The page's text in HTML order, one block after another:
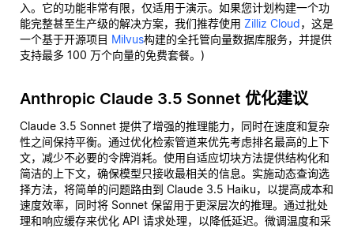
入。它的功能非常有限，仅适用于演示。如果您计划构建一个功
能完整甚至生产级的解决方案，我们推荐使用 Zilliz Cloud，这是
一个基于开源项目 Milvus构建的全托管向量数据库服务，并提供
支持最多 100 万个向量的免费套餐。)
Anthropic Claude 3.5 Sonnet 优化建议
Claude 3.5 Sonnet 提供了增强的推理能力，同时在速度和复杂
性之间保持平衡。通过优化检索管道来优先考虑排名最高的上下
文，减少不必要的令牌消耗。使用自适应切块方法提供结构化和
简洁的上下文，确保模型只接收最相关的信息。实施动态查询选
择方法，将简单的问题路由到 Claude 3.5 Haiku，以提高成本和
速度效率，同时将 Sonnet 保留用于更深层次的推理。通过批处
理和响应缓存来优化 API 请求处理，以降低延迟。微调温度和采